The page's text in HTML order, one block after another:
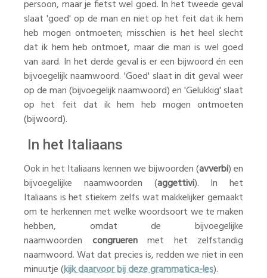
persoon, maar je fietst wel goed. In het tweede geval
slaat 'goed' op de man en niet op het feit dat ik hem
heb mogen ontmoeten; misschien is het heel slecht
dat ik hem heb ontmoet, maar die man is wel goed
van aard. In het derde geval is er een bijwoord én een
bijvoegelijk naamwoord. 'Goed' slaat in dit geval weer
op de man (bijvoegelijk naamwoord) en 'Gelukkig' slaat
op het feit dat ik hem heb mogen ontmoeten
(bijwoord).
In het Italiaans
Ook in het Italiaans kennen we bijwoorden (avverbi) en
bijvoegelijke naamwoorden (aggettivi). In het
Italiaans is het stiekem zelfs wat makkelijker gemaakt
om te herkennen met welke woordsoort we te maken
hebben, omdat de bijvoegelijke
naamwoorden congruerenmet het zelfstandig
naamwoord. Wat dat precies is, redden we niet in een
minuutje (kijk daarvoor bij deze grammatica-les).